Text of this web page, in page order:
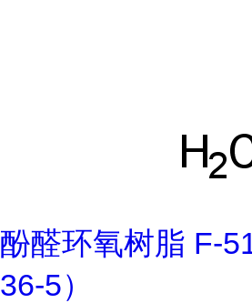
酚醛环氧树脂 F-
36-5）